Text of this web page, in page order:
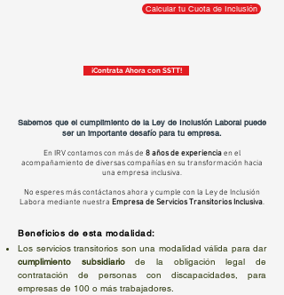
Calcular tu Cuota de Inclusión
¡Contrata Ahora con SSTT!
Sabemos que el cumplimiento de la Ley de Inclusión Laboral puede
ser un importante desafío para tu empresa.
En IRV contamos con más de 8 años de experienciaen el
acompañamiento de diversas compañías en su transformación hacia
una empresa inclusiva.
No esperes más contáctanos ahora y cumple con la Ley de Inclusión
Labora mediante nuestra Empresa de Servicios Transitorios Inclusiva.
Beneficios de esta modalidad:
Los servicios transitorios son una modalidad válida para dar
cumplimiento subsidiariode la obligación legal de
contratación de personas con discapacidades, para
empresas de 100 o más trabajadores.